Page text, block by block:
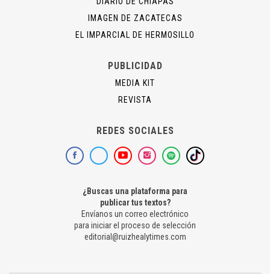
IMAGEN DE ZACATECAS
EL IMPARCIAL DE HERMOSILLO
PUBLICIDAD
MEDIA KIT
REVISTA
REDES SOCIALES
¿Buscas una plataforma para
publicar tus textos?
Envíanos un correo electrónico
para iniciar el proceso de selección
editorial@ruizhealytimes.com